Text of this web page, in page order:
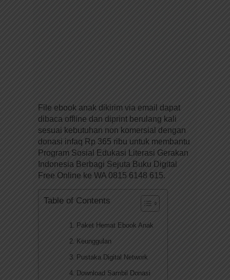
File ebook anak dikirim via email dapat
dibaca offline dan diprint berulang kali
sesuai kebutuhan non komersial dengan
donasi infaq Rp 365 ribu untuk membantu
Program Sosial Edukasi Literasi Gerakan
Indonesia Berbagi Sejuta Buku Digital
Free Online ke WA 0815 6148 615.
Table of Contents
Paket Hemat Ebook Anak
Keunggulan
Pustaka Digital Network
Download Sambil Donasi